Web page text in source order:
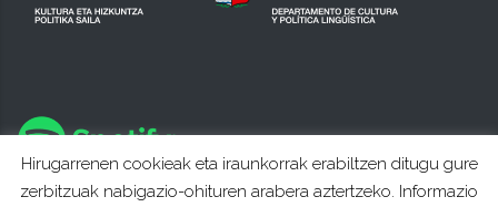
Hirugarrenen cookieak eta iraunkorrak erabiltzen ditugu gure
zerbitzuak nabigazio-ohituren arabera aztertzeko. Informazio